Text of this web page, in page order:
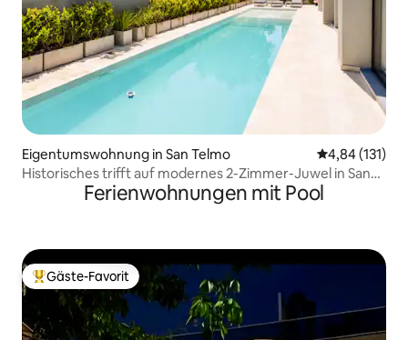
Eigentumswohnung in San Telmo
4,84 (131)
Historisches trifft auf modernes 2-Zimmer-Juwel in San
Telmo, rund um die Uhr
Ferienwohnungen mit Pool
Beliebter Gäste-Favorit.
Gäste-Favorit